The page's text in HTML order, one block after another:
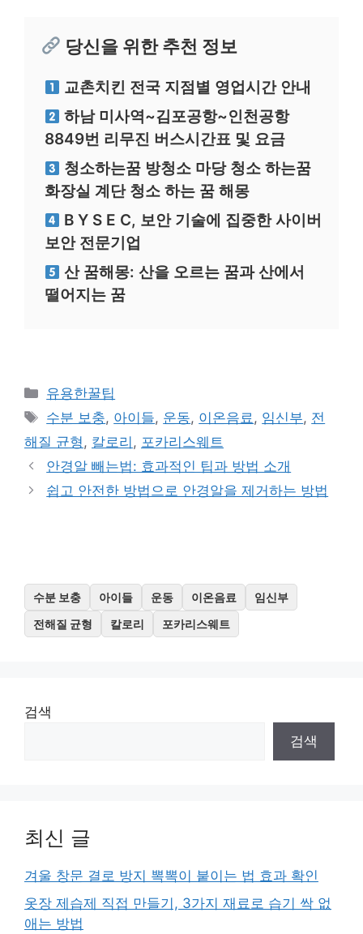
당신을 위한 추천 정보
교촌치킨 전국 지점별 영업시간 안내
하남 미사역~김포공항~인천공항
8849번 리무진 버스시간표 및 요금
청소하는꿈 방청소 마당 청소 하는꿈
화장실 계단 청소 하는 꿈 해몽
B Y S E C, 보안 기술에 집중한 사이버
보안 전문기업
산 꿈해몽: 산을 오르는 꿈과 산에서
떨어지는 꿈
카
테
리
유용한꿀팁
태
그
수분 보충, 아이들, 운동, 이온음료, 임신부, 전
해질 균형, 칼로리 , 포카리스웨트
안경알 빼는법: 효과적인 팁과 방법 소개
쉽고 안전한 방법으로 안경알을 제거하는 방법
수분 보충 아이들 운동 이온음료
임신부
전해질 균형
칼로리 포카리스웨트
검색
검색
최신 글
겨울 창문 결로 방지 뽁뽁이 붙이는 법 효과 확인
옷장 제습제 직접 만들기, 3가지 재료로 습기 싹 없
애는 방법